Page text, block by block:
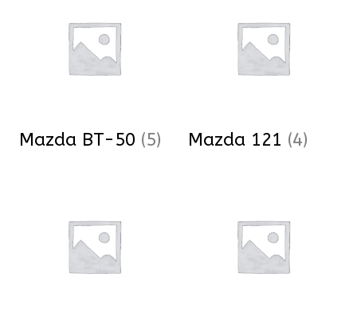
Mazda BT-50 (5) Mazda 121 (4)